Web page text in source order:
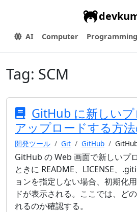
AI Computer Programming
Tag: SCM
GitHub に新しい
アップロードする方
開発ツール Git GitHub
GitHub の Web 画面で新しいプ
ときに README、LICENSE、
ョンを指定しない場合、初期化
ドが表示される。ここでは、ど
れるのか確認する。